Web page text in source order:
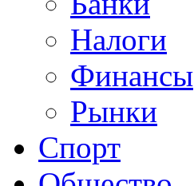
Налоги
Финансы
Рынки
Спорт